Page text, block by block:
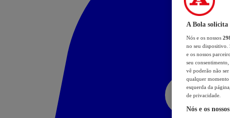
A Bola solicita
Nós e os nossos
no seu dispositivo.
e os nossos
seu
vê poderão não
qualquer
esquerda da
de privacidade.
Nós e os